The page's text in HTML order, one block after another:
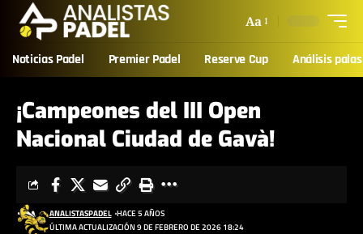
Aa
Noticias Padel Premier Padel Reserve Cup Análisis palas
¡Campeones del III Open
Nacional Ciudad de Gavà!
ÚLTIMA ACTUALIZACIÓN 9 DE FEBRERO DE 2026 18:24
ANALISTASPADEL HACE 5 AÑOS